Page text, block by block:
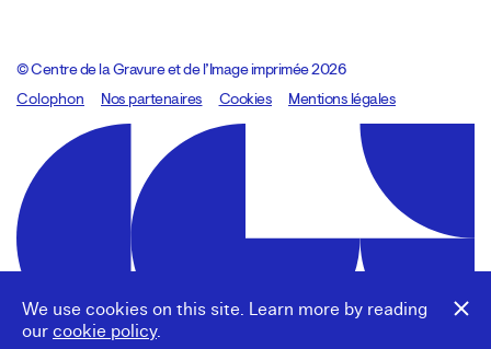
We use cookies on this site. Learn more by reading
our cookie policy.
© Centre de la Gravure et de l’Image imprimée 2026
Colophon
Design:Marcel Kaczmarek, code:8080.studio
Nos partenaires Cookies Mentions légales